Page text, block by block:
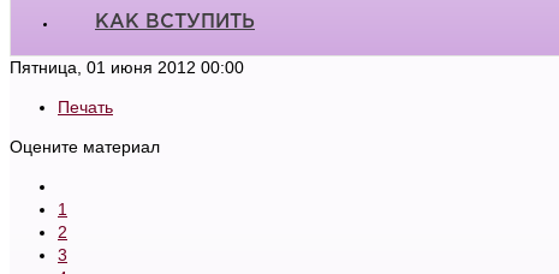
КАК ВСТУПИТЬ
Пятница, 01 июня 2012 00:00
Печать
Оцените материал
1
2
3